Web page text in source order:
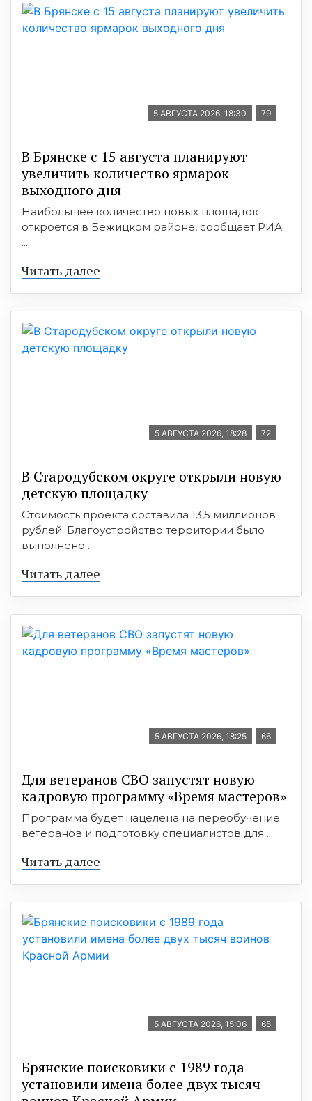
5 АВГУСТА 2026, 18:30 79
В Брянске с 15 августа планируют
увеличить количество ярмарок
выходного дня
Наибольшее количество новых площадок
откроется в Бежицком районе, сообщает РИА
...
Читать далее
5 АВГУСТА 2026, 18:28 72
В Стародубском округе открыли новую
детскую площадку
Стоимость проекта составила 13,5 миллионов
рублей. Благоустройство территории было
выполнено ...
Читать далее
5 АВГУСТА 2026, 18:25 66
Для ветеранов СВО запустят новую
кадровую программу «Время мастеров»
Программа будет нацелена на переобучение
ветеранов и подготовку специалистов для ...
Читать далее
5 АВГУСТА 2026, 15:06 65
Брянские поисковики с 1989 года
установили имена более двух тысяч